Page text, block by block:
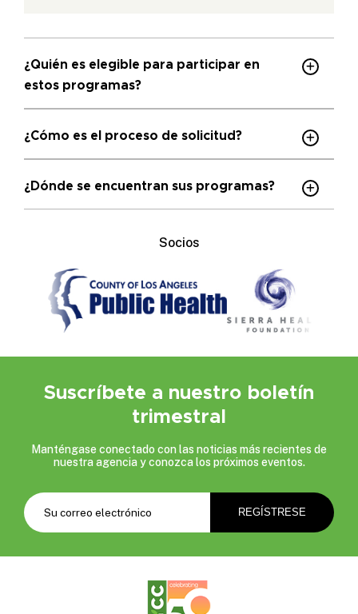
¿Quién es elegible para participar en
estos programas?
¿Cómo es el proceso de solicitud?
¿Dónde se encuentran sus programas?
Socios
Suscríbete a nuestro boletín
trimestral
Manténgase conectado con las noticias más recientes de
nuestra agencia y conozca los próximos eventos.